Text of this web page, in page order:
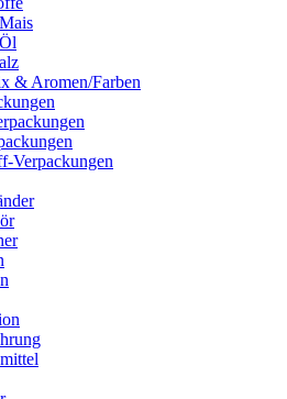
& Aromen/Farben
Verpackungen